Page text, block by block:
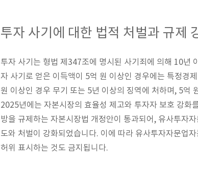
투자 사기에 대한 법적 처벌과 규제
투자 사기는 형법 제347조에 명시된 사기죄에 의해 10년
자 사기로 얻은 이득액이 5억 원 이상인 경우에는 특정경
원 이상인 경우 무기 또는 5년 이상의 징역에 처하며, 5억
2025년에는 자본시장의 효율성 제고와 투자자 보호 강화
방을 규제하는 자본시장법 개정안이 통과되어, 유사투자
도와 처벌이 강화되었습니다. 이에 따라 유사투자자문업
허위 표시하는 것도 금지됩니다.